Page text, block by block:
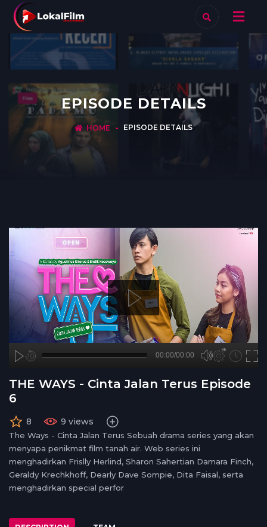
EPISODE DETAILS
HOME EPISODE DETAILS
hd720
medium
0.5
0.25
00:00 00:00
A B
00:00/00:00
THE WAYS - Cinta Jalan Terus Episode
6
8 9 views
The Ways - Cinta Jalan Terus Sebuah drama series yang akan
menyapa penikmat film tanah air. Web series ini
menghadirkan Frislly Herlind, Sharon Sahertian Damara Finch,
Geraldy Krechkhoff, Dearly Dave Sompie, Dita Faisal, serta
menghadirkan special perfor